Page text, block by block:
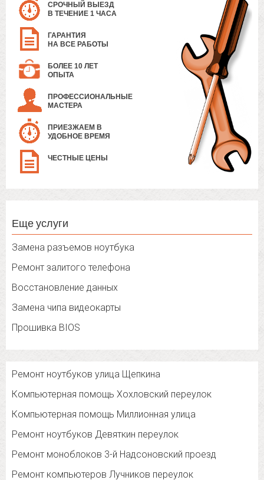
СРОЧНЫЙ ВЫЕЗД
В ТЕЧЕНИЕ 1 ЧАСА
ГАРАНТИЯ
НА ВСЕ РАБОТЫ
БОЛЕЕ 10 ЛЕТ
ОПЫТА
ПРОФЕССИОНАЛЬНЫЕ
МАСТЕРА
ПРИЕЗЖАЕМ В
УДОБНОЕ ВРЕМЯ
ЧЕСТНЫЕ ЦЕНЫ
Еще услуги
Замена разъемов ноутбука
Ремонт залитого телефона
Восстановление данных
Замена чипа видеокарты
Прошивка BIOS
Ремонт ноутбуков улица Щепкина
Компьютерная помощь Хохловский переулок
Компьютерная помощь Миллионная улица
Ремонт ноутбуков Девяткин переулок
Ремонт моноблоков 3-й Надсоновский проезд
Ремонт компьютеров Лучников переулок